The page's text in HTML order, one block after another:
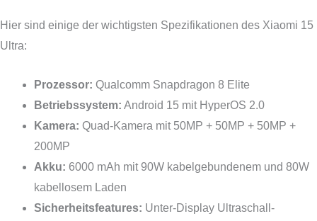
Hier sind einige der wichtigsten Spezifikationen des Xiaomi 15
Ultra:
Prozessor: Qualcomm Snapdragon 8 Elite
Betriebssystem: Android 15 mit HyperOS 2.0
Kamera: Quad-Kamera mit 50MP + 50MP + 50MP +
200MP
Akku: 6000 mAh mit 90W kabelgebundenem und 80W
kabellosem Laden
Sicherheitsfeatures: Unter-Display Ultraschall-